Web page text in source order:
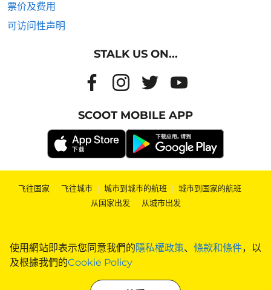
使用網站即表示您同意我們的隱私權政策、 條款和條件，以
及根據我們的Cookie Policy
票价及费用
可访问性声明
STALK US ON...
SCOOT MOBILE APP
飞往国家 | 飞往城市 | 城市到城市的航班 | 城市到国家的航班 |
从国家出发 | 从城市出发